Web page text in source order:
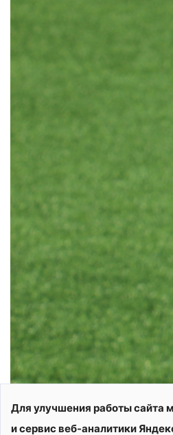
Для улучшения работы сайта
и сервис веб-аналитики